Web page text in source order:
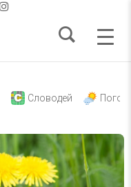
Словодей